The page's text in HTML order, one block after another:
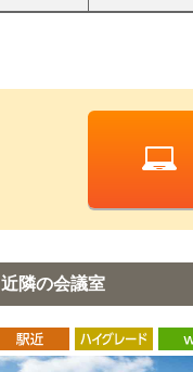
近隣の会議室